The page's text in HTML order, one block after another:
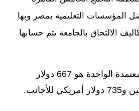
المؤسسات التعليمية بمصر وبها
الالتحاق بالجامعة يتم حسابها
سعر الساعة المعتمدة الواحدة هو 667 دولار
للأجانب.